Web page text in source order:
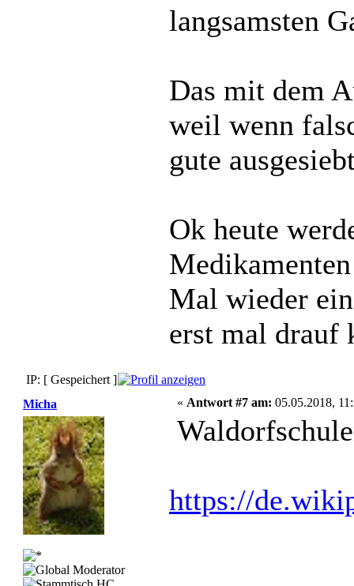
langsamsten
Das mit dem
weil wenn
gute
Ok heute
Mal wieder
erst mal drauf
IP: [ Gespeichert ]
Micha
« Antwort #7 am: 05.05.2018,
https://